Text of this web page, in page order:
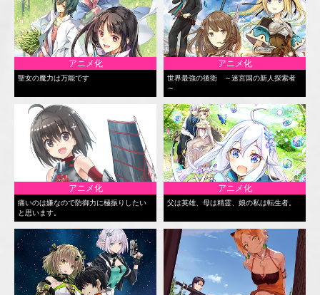
アニメ化
聖女の魔力は万能です
アニメ化
世界最強の後衛 ～迷宮国の新人探索者
～
アニメ化
痛いのは嫌なので防御力に極振りしたい
と思います。
アニメ化
父は英雄、母は精霊、娘の私は転生者。